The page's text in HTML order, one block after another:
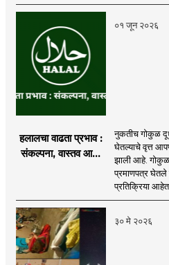
०१ जून २०२६
हलालचा वाढता प्रभाव :
संकल्पना, वास्तव आणि
नुकतीच गोकुळ
घेतल्याचे वृत्त
झाली आहे. गोकुळ
प्रमाणपत्र घेतले
प्रतिक्रिया
३० मे २०२६